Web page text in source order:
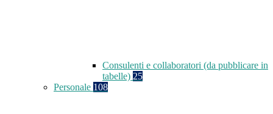
Consulenti e collaboratori (da pubblicare in
tabelle) 25
Personale 108